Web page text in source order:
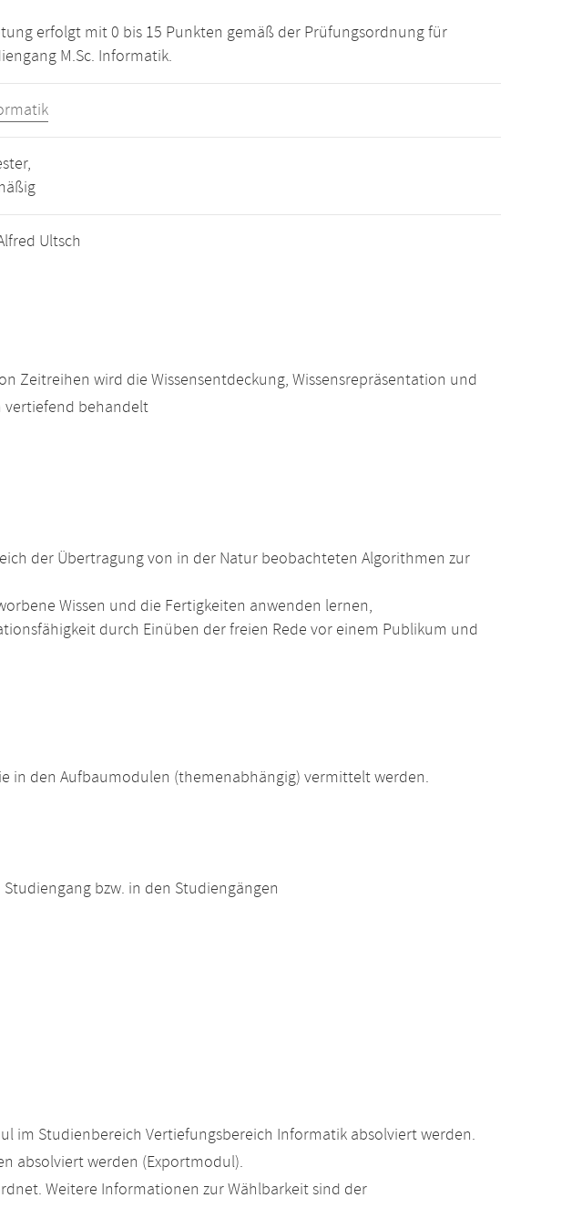
erfolgt mit 0 bis 15 Punkten gemäß der Prüfungsordnung für
M.Sc. Informatik.
Ultsch
Zeitreihen wird die Wissensentdeckung, Wissensrepräsentation und
vertiefend behandelt
der Übertragung von in der Natur beobachteten Algorithmen zur
Wissen und die Fertigkeiten anwenden lernen,
durch Einüben der freien Rede vor einem Publikum und
in den Aufbaumodulen (themenabhängig) vermittelt werden.
bzw. in den Studiengängen
im Studienbereich Vertiefungsbereich Informatik absolviert werden.
absolviert werden (Exportmodul).
Weitere Informationen zur Wählbarkeit sind der